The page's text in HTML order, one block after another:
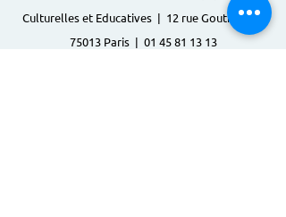
Culturelles et Educatives | 12 rue Gouthière |
75013 Paris | 01 45 81 13 13